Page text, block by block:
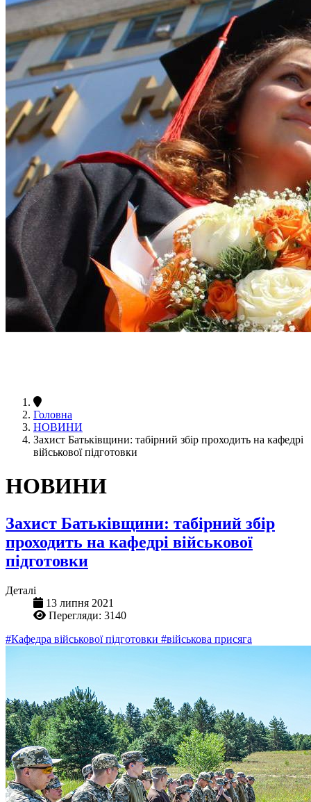
Головна
НОВИНИ
Захист Батьківщини: табірний збір проходить на кафедрі
військової підготовки
НОВИНИ
Захист Батьківщини: табірний збір
проходить на кафедрі військової
підготовки
Деталі
13 липня 2021
Перегляди: 3140
#Кафедра військової підготовки #військова присяга